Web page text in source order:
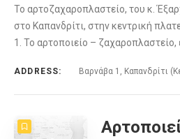
Το αρτοζαχαροπλαστείο, του κ.
στο Καπανδρίτι, στην κεντρική
1. Το αρτοποιείο – ζαχαροπλαστείο,
ADDRESS: Βαρνάβα 1, Καπανδρίτι